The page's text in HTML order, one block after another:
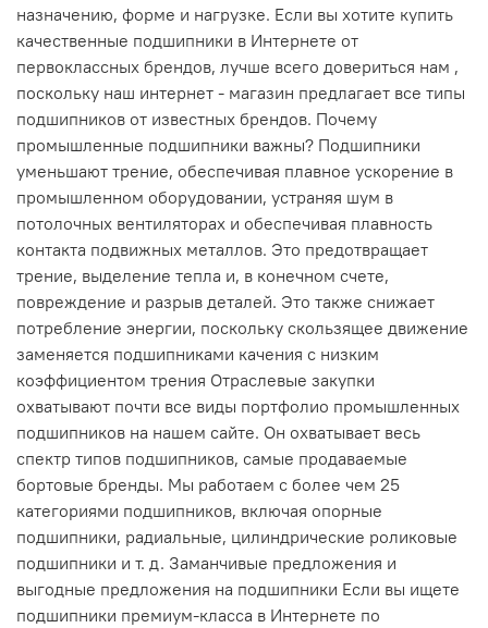
назначению, форме и нагрузке. Если вы хотите купить
качественные подшипники в Интернете от
первоклассных брендов, лучше всего довериться нам ,
поскольку наш интернет - магазин предлагает все типы
подшипников от известных брендов. Почему
промышленные подшипники важны? Подшипники
уменьшают трение, обеспечивая плавное ускорение в
промышленном оборудовании, устраняя шум в
потолочных вентиляторах и обеспечивая плавность
контакта подвижных металлов. Это предотвращает
трение, выделение тепла и, в конечном счете,
повреждение и разрыв деталей. Это также снижает
потребление энергии, поскольку скользящее движение
заменяется подшипниками качения с низким
коэффициентом трения Отраслевые закупки
охватывают почти все виды портфолио промышленных
подшипников на нашем сайте. Он охватывает весь
спектр типов подшипников, самые продаваемые
бортовые бренды. Мы работаем с более чем 25
категориями подшипников, включая опорные
подшипники, радиальные, цилиндрические роликовые
подшипники и т. д. Заманчивые предложения и
выгодные предложения на подшипники Если вы ищете
подшипники премиум-класса в Интернете по